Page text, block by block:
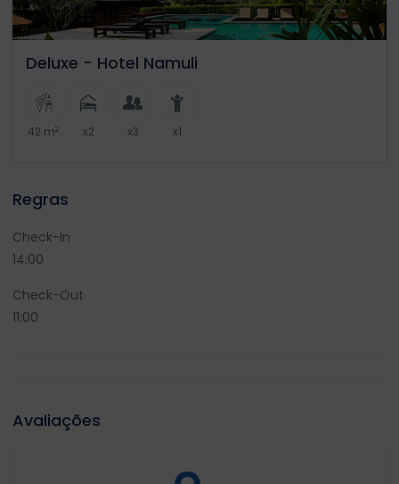
Deluxe - Hotel Namuli
42 m2 x2 x3 x1
Regras
Check-In
14:00
Check-Out
11:00
Avaliações